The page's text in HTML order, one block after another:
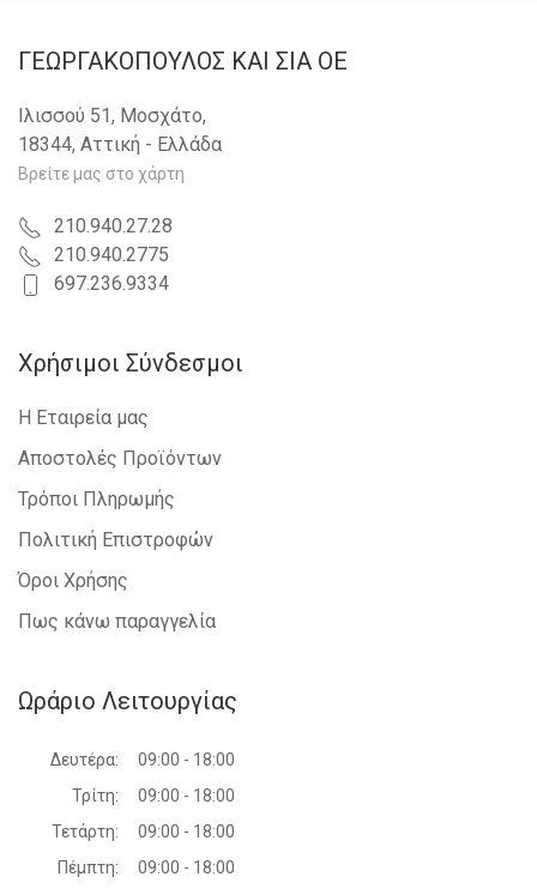
ΓΕΩΡΓΑΚΟΠΟΥΛΟΣ KAI ΣΙΑ OE
Ιλισσού 51, Μοσχάτο,
18344, Αττική - Ελλάδα
Βρείτε μας στο χάρτη
210.940.27.28
210.940.2775
697.236.9334
Χρήσιμοι Σύνδεσμοι
Η Εταιρεία μας
Αποστολές Προϊόντων
Τρόποι Πληρωμής
Πολιτική Επιστροφών
Όροι Χρήσης
Πως κάνω παραγγελία
Ωράριο Λειτουργίας
Δευτέρα:
09:00 - 18:00
Τρίτη:
09:00 - 18:00
Τετάρτη:
09:00 - 18:00
Πέμπτη:
09:00 - 18:00